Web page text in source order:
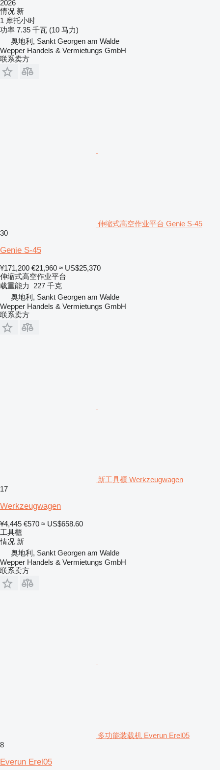
2026
情况 新
1 摩托小时
功率 7.35 千瓦 (10 马力)
奥地利, Sankt Georgen am Walde
Wepper Handels & Vermietungs GmbH
联系卖方
伸缩式高空作业平台 Genie S-45
30
Genie S-45
¥171,200 €21,960 ≈ US$25,370
伸缩式高空作业平台
载重能力
227 千克
奥地利, Sankt Georgen am Walde
Wepper Handels & Vermietungs GmbH
联系卖方
新工具櫃 Werkzeugwagen
17
Werkzeugwagen
¥4,445 €570 ≈ US$658.60
工具櫃
情况 新
奥地利, Sankt Georgen am Walde
Wepper Handels & Vermietungs GmbH
联系卖方
多功能装载机 Everun Erel05
8
Everun Erel05